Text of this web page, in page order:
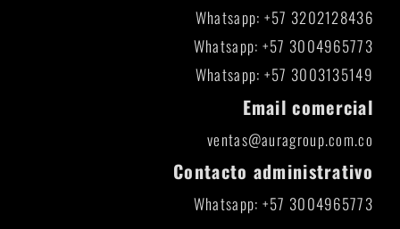
Whatsapp: +57 3202128436
Whatsapp: +57 3004965773
Whatsapp: +57 3003135149
Email comercial
ventas@auragroup.com.co
Contacto administrativo
Whatsapp: +57 3004965773